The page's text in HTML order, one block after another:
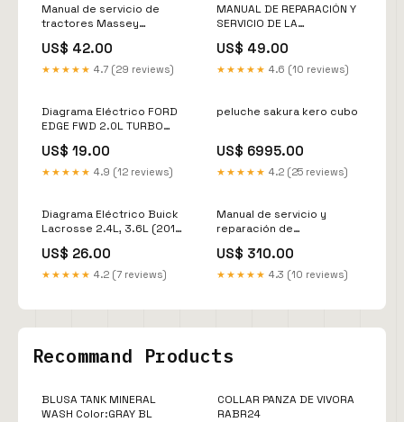
Manual de servicio de
tractores Massey
S, 8732 S, 8737 S, 8740 S
(ESPAÑOL) Manual de taller
US$ 42.00
★★★★★ 4.7 (29 reviews)
MANUAL DE REPARACIÓN Y
SERVICIO DE LA
ORUGAS VOLVO PF4410
(ESPAÑOL) Manual de taller
US$ 49.00
★★★★★ 4.6 (10 reviews)
Diagrama Eléctrico FORD
EDGE FWD 2.0L TURBO
taller
US$ 19.00
★★★★★ 4.9 (12 reviews)
peluche sakura kero cubo
US$ 6995.00
★★★★★ 4.2 (25 reviews)
Diagrama Eléctrico Buick
Lacrosse 2.4L, 3.6L (2010-
US$ 26.00
★★★★★ 4.2 (7 reviews)
Manual de servicio y
reparación de
FG10N, FG15N/ZN,
FG18N/ZN, FG20N/CN/ZN,
US$ 310.00
★★★★★ 4.3 (10 reviews)
Recommand Products
BLUSA TANK MINERAL
WASH Color:GRAY BL
COLLAR PANZA DE VIVORA
RABR24